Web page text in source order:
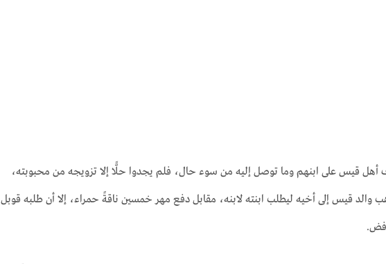
أهل قيس على ابنهم وما توصل إليه من سوء حال، فلم يجدوا حلًّا إلا تزويجه من محبوبته،
والد قيس إلى أخيه ليطلب ابنته لابنه، مقابل دفع مهر خمسين ناقةً حمراء، إلا أن طلبه قوبل